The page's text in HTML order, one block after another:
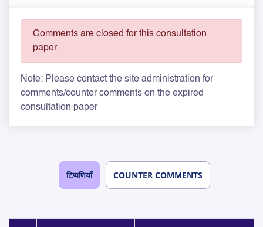
Comments are closed for this consultation
paper.
Note: Please contact the site administration for
comments/counter comments on the expired
consultation paper
टिप्पणियाँ COUNTER COMMENTS